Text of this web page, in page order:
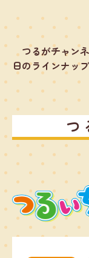
つるがチャン
日のラインナップ
つ